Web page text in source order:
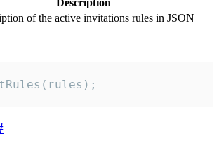
Description
of the active invitations rules in JSON